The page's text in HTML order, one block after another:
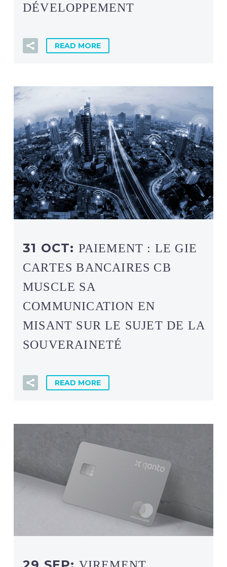
DÉVELOPPEMENT
READ MORE
31 OCT: PAIEMENT : LE GIE
CARTES BANCAIRES CB
MUSCLE SA
COMMUNICATION EN
MISANT SUR LE SUJET DE LA
SOUVERAINETÉ
READ MORE